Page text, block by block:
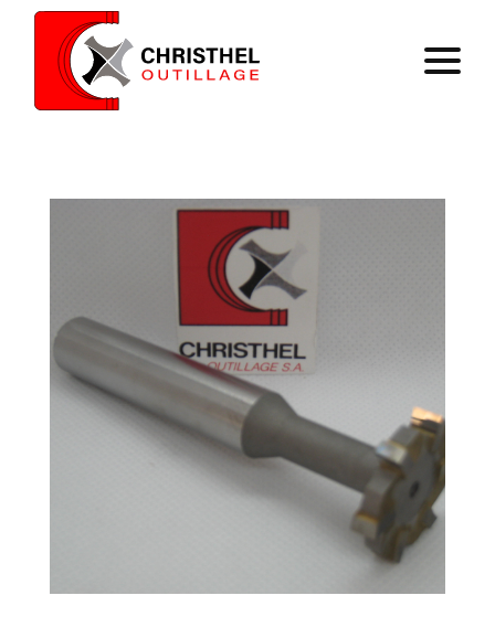
Savoir faire
Catalogue
Contact